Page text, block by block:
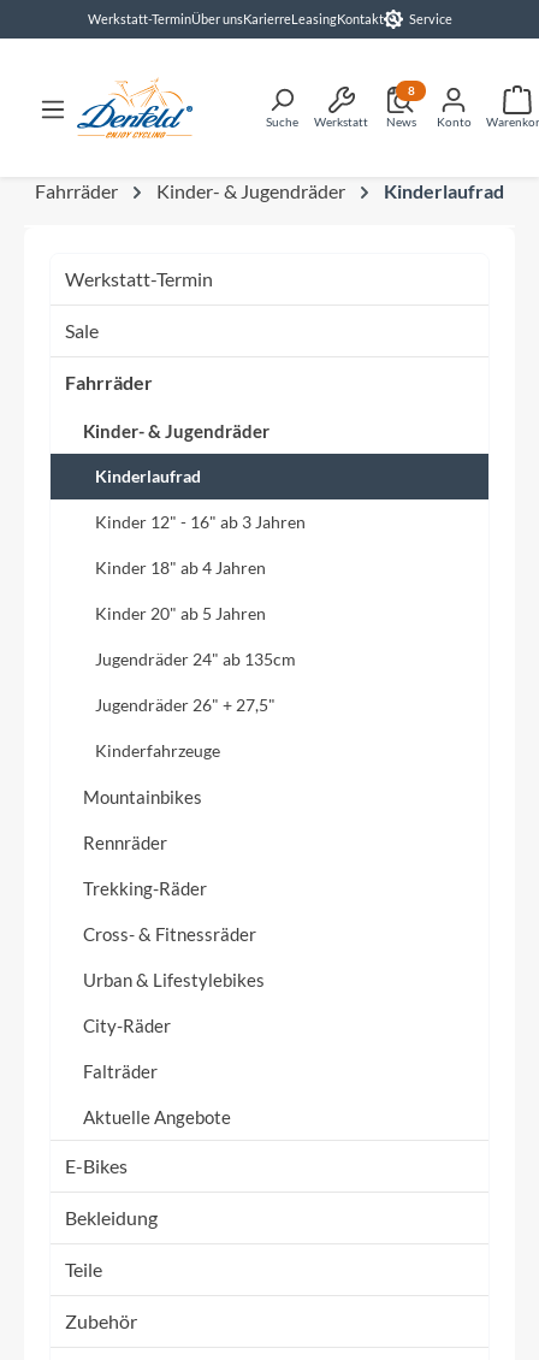
springenWerkstatt-TerminÜber unsKarierreLeasingKontakt Service
Suche Werkstatt News
8
Konto
Fahrräder Kinder- & Jugendräder Kinderlaufrad
Werkstatt-Termin
Sale
Fahrräder
Kinder- & Jugendräder
Kinderlaufrad
Kinder 12" - 16" ab 3 Jahren
Kinder 18" ab 4 Jahren
Kinder 20" ab 5 Jahren
Jugendräder 24" ab 135cm
Jugendräder 26" + 27,5"
Kinderfahrzeuge
Mountainbikes
Rennräder
Trekking-Räder
Cross- & Fitnessräder
Urban & Lifestylebikes
City-Räder
Falträder
Aktuelle Angebote
E-Bikes
Bekleidung
Teile
Zubehör